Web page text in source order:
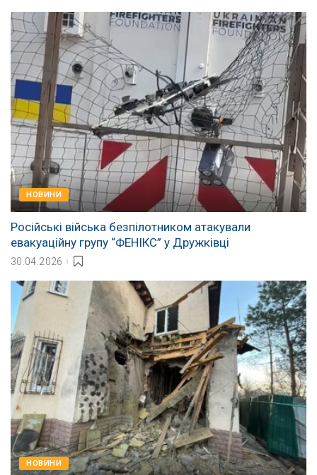
НОВИНИ
Російські війська безпілотником атакували
евакуаційну групу “ФЕНІКС” у Дружківці
30.04.2026
НОВИНИ